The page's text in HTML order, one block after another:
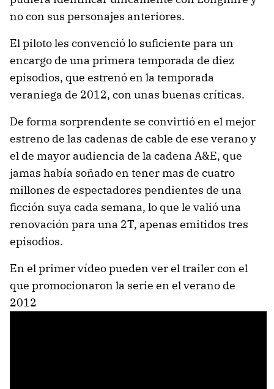
no con sus personajes anteriores.
El piloto les convenció lo suficiente para un
encargo de una primera temporada de diez
episodios, que estrenó en la temporada
veraniega de 2012, con unas buenas críticas.
De forma sorprendente se convirtió en el mejor
estreno de las cadenas de cable de ese verano y
el de mayor audiencia de la cadena A&E, que
jamas había soñado en tener mas de cuatro
millones de espectadores pendientes de una
ficción suya cada semana, lo que le valió una
renovación para una 2T, apenas emitidos tres
episodios.
En el primer vídeo pueden ver el trailer con el
que promocionaron la serie en el verano de
2012